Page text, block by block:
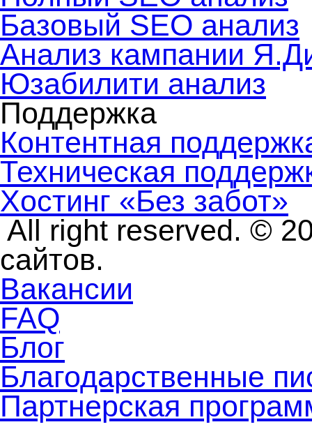
Базовый SEO анализ
Анализ кампании
Юзабилити анализ
Поддержка
Контентная
Техническая
Хостинг «Без забот»
All right reserved. ©
сайтов.
Вакансии
FAQ
Блог
Благодарственные
Партнерская